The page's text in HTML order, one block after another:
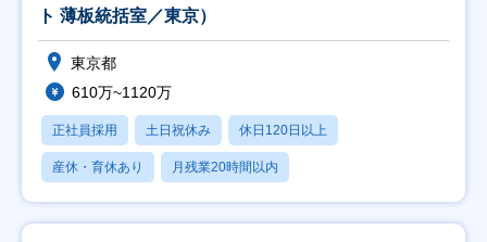
ト 薄板統括室／東京）
東京都
610万~1120万
正社員採用 土日祝休み 休日120日以上
産休・育休あり 月残業20時間以内